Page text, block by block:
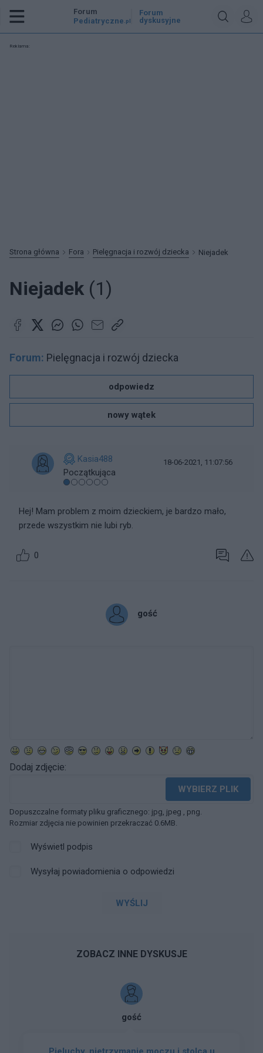
Forum
Pediatryczne .pl
Forum
dyskusyjne
Reklama:
Strona główna Fora Pielęgnacja i rozwój dziecka Niejadek
Niejadek (1)
Forum: Pielęgnacja i rozwój dziecka
odpowiedz
nowy wątek
Kasia488
Początkująca
18-06-2021, 11:07:56
Hej! Mam problem z moim dzieckiem, je bardzo mało,
przede wszystkim nie lubi ryb.
0
gość
Dodaj zdjęcie:
WYBIERZ PLIK
Dopuszczalne formaty pliku graficznego: jpg, jpeg , png.
Rozmiar zdjęcia nie powinien przekraczać 0.6MB.
Wyświetl podpis
Wysyłaj powiadomienia o odpowiedzi
WYŚLIJ
ZOBACZ INNE DYSKUSJE
gość